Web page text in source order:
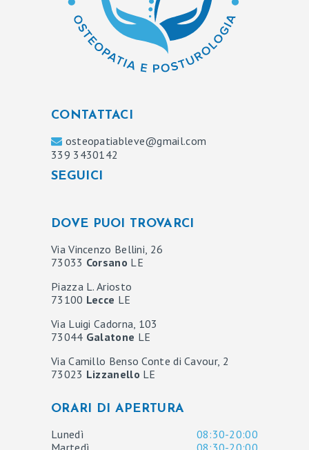
CONTATTACI
osteopatiableve@gmail.com
339 3430142
SEGUICI
DOVE PUOI TROVARCI
Via Vincenzo Bellini, 26
73033 Corsano LE
Piazza L. Ariosto
73100 Lecce LE
Via Luigi Cadorna, 103
73044 Galatone LE
Via Camillo Benso Conte di Cavour, 2
73023 Lizzanello LE
ORARI DI APERTURA
Lunedì
08:30-20:00